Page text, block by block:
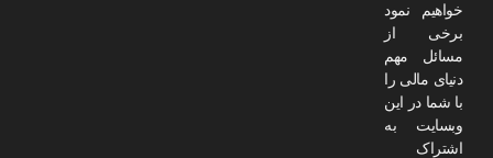
خواهیم نمود
برخی از
مسائل مهم
دنیای مالی را
با شما در این
وبسایت به
اشتراک